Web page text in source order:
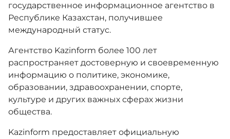
Антикоррупционные меры
Государственные символы
Новости
Контакты
государственное информационное агентство в
Республике Казахстан, получившее
международный статус.
Агентство Kazinform более 100 лет
распространяет достоверную и своевременную
информацию о политике, экономике,
образовании, здравоохранении, спорте,
культуре и других важных сферах жизни
общества.
Kazinform предоставляет официальную